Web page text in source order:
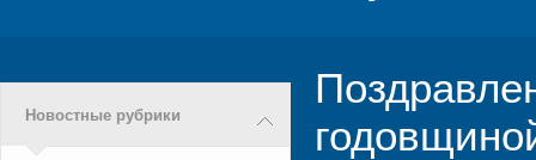
Новостные рубрики